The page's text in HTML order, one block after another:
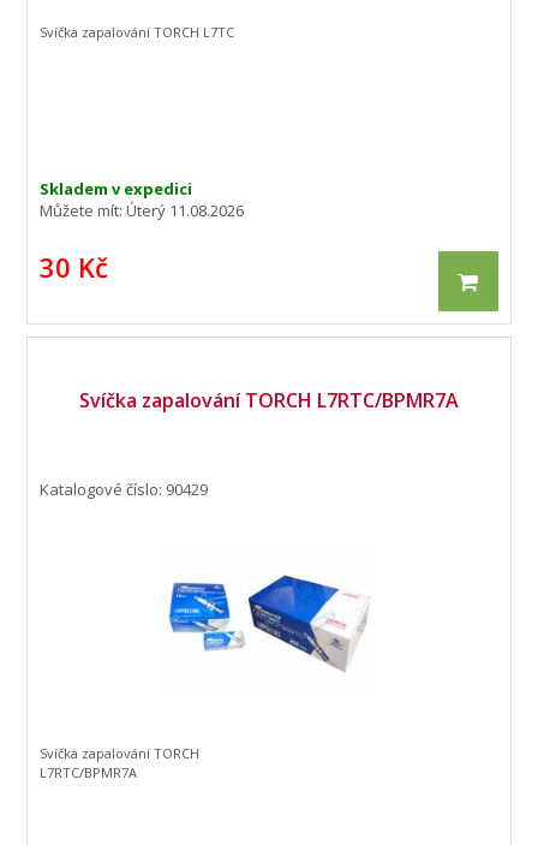
Skladem v expedici
Můžete mít:Úterý 11.08.2026
30 Kč
Svíčka zapalování TORCH L7TC
Svíčka zapalování TORCH L7RTC/BPMR7A
Katalogové číslo: 90429
Svíčka zapalování TORCH
L7RTC/BPMR7A